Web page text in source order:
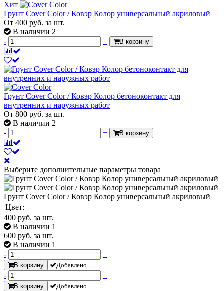
Хит
Грунт Cover Color / Ковэр Колор универсальный акриловый
От 400 руб. за шт.
В наличии 2
-
+ В корзину
Грунт Cover Color / Ковэр Колор бетоноконтакт для
внутренних и наружных работ
От 800 руб. за шт.
В наличии 2
-
+ В корзину
Выберите дополнительные параметры товара
Грунт Cover Color / Ковэр Колор универсальный акриловый
Цвет:
400 руб. за шт.
В наличии 1
600 руб. за шт.
В наличии 1
-
+
В корзину Добавлено
- +
В корзину Добавлено